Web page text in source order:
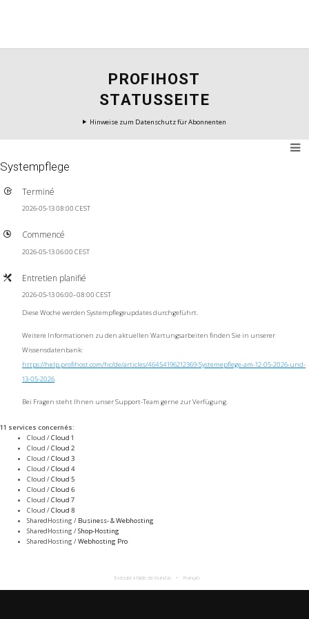
PROFIHOST
STATUSSEITE
Hinweise zum Datenschutz für Abonnenten
Systempflege
Terminé
2026-05-13 08:00 CEST
Commencé
2026-05-13 06:00 CEST
Entretien planifié
2026-05-13 06:00–08:00 CEST
Diese Woche werden Systempflegeupdates durchgeführt.
Weitere Informationen zu den aktuellen Wartungsarbeiten finden Sie in unserer
Wissensdatenbank:
https://help.profihost.com/hc/de/articles/46454196212369-Systemepflege-am-12-05-2026-und-
13-05-2026
Bei Fragen steht Ihnen unser Support-Team gerne zur Verfügung.
11 services concernés:
Cloud /Cloud 1
Cloud /Cloud 2
Cloud /Cloud 3
Cloud /Cloud 4
Cloud /Cloud 5
Cloud /Cloud 6
Cloud /Cloud 7
Cloud /Cloud 8
SharedHosting / Business- & Webhosting
SharedHosting /Shop-Hosting
SharedHosting /Webhosting Pro
Exécuté à l’aide de Hund.io Français